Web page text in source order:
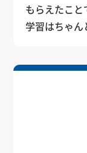
もらえたこ
学習はちゃん